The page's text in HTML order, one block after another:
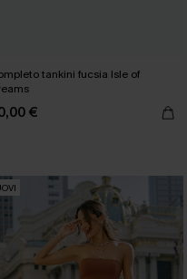
tankini fucsia Isle of
€